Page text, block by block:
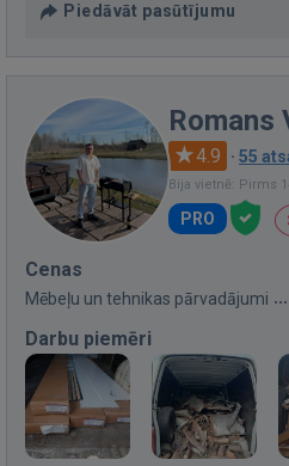
Piedāvāt pasūtījumu
Romans
4.9 · 55
Bija vietnē: Pirms
PRO
Cenas
Mēbeļu un tehnikas pārvadājumi
Darbu piemēri